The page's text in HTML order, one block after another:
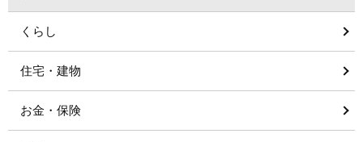
くらし
住宅・建物
お金・保険